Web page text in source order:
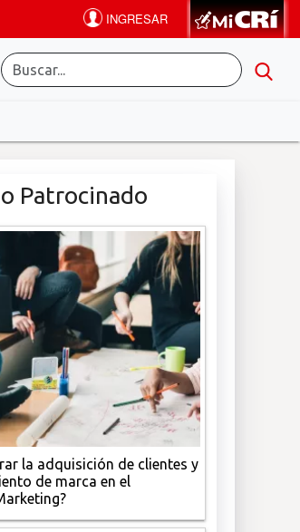
Patrocinado
la adquisición de clientes y
de marca en el